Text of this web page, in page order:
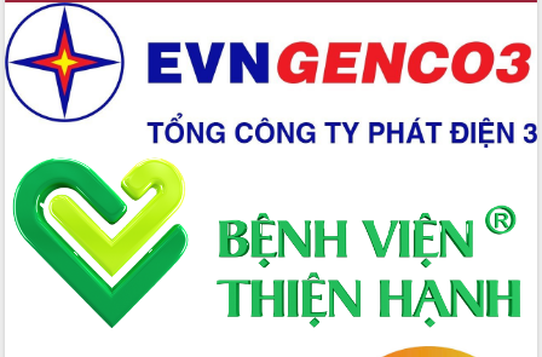
sống người dân từ những mô hình thiết
Quyết liệt tháo gỡ vướng mắc, đẩy
nhanh tiến độ các dự án trọng điểm
trong Khu kinh tế Nam Phú Yên
Hòn Yến phát triển du lịch gắn với bảo
tồn biển
Lấy ý kiến điều chỉnh Quy hoạch tỉnh
Đắk Lắk thời kỳ 2021-2030, tầm nhìn
đến năm 2050
Phát động chiến dịch 30 ngày đêm
giải phóng mặt bằng Tuyến đường bộ